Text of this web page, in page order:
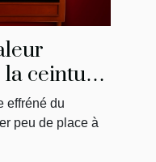
ceinture
être
effréné du
peu de place à